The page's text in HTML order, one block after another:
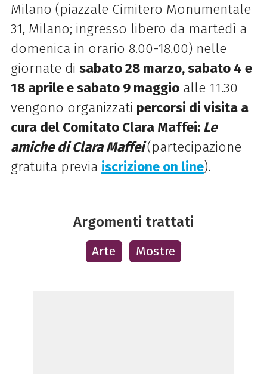
Milano (piazzale Cimitero Monumentale
31, Milano; ingresso libero da martedì a
domenica in orario 8.00-18.00) nelle
giornate di sabato 28 marzo, sabato 4 e
18 aprile e sabato 9 maggioalle 11.30
vengono organizzati percorsi di visita a
cura del Comitato Clara Maffei: Le
amiche di Clara Maffei(partecipazione
gratuita previa iscrizione on line).
Argomenti trattati
Arte Mostre